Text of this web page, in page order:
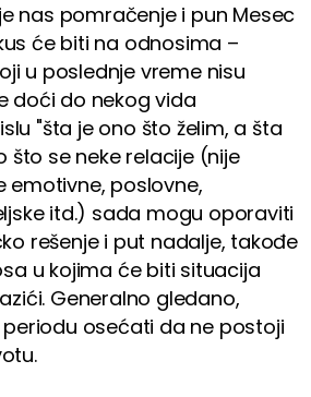
nas pomračenje i pun Mesec
će biti na odnosima –
u poslednje vreme nisu
doći do nekog vida
"šta je ono što želim, a šta
što se neke relacije (nije
emotivne, poslovne,
itd.) sada mogu oporaviti
rešenje i put nadalje, takođe
u kojima će biti situacija
Generalno gledano,
osećati da ne postoji